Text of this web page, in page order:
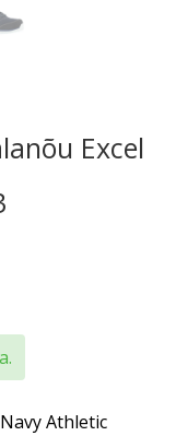
Excel
Athletic